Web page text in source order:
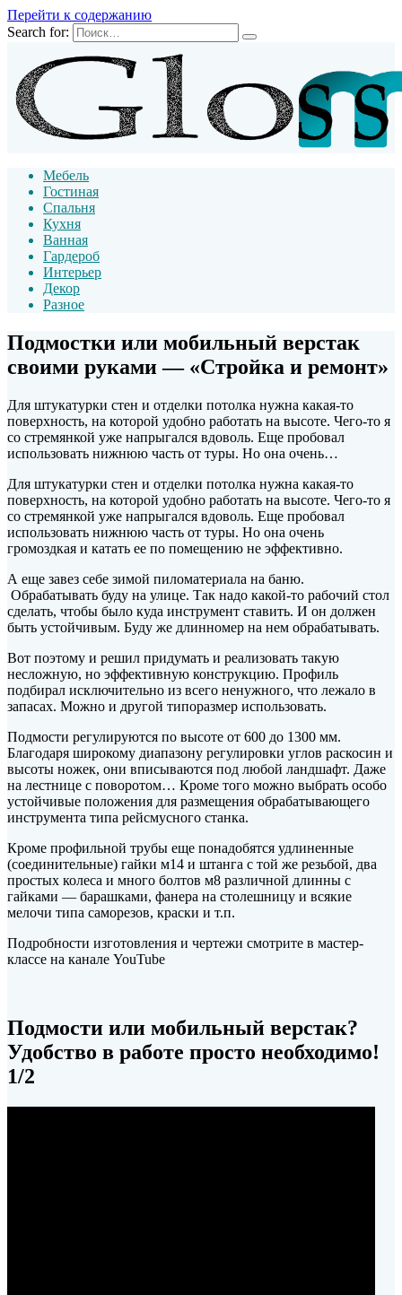
Перейти к содержанию
Search for:
Мебель
Гостиная
Спальня
Кухня
Ванная
Гардероб
Интерьер
Декор
Разное
Подмостки или мобильный верстак
своими руками — «Стройка и ремонт»
Для штукатурки стен и отделки потолка нужна какая-то
поверхность, на которой удобно работать на высоте. Чего-то я
со стремянкой уже напрыгался вдоволь. Еще пробовал
использовать нижнюю часть от туры. Но она очень…
Для штукатурки стен и отделки потолка нужна какая-то
поверхность, на которой удобно работать на высоте. Чего-то я
со стремянкой уже напрыгался вдоволь. Еще пробовал
использовать нижнюю часть от туры. Но она очень
громоздкая и катать ее по помещению не эффективно.
А еще завез себе зимой пиломатериала на баню.
Обрабатывать буду на улице. Так надо какой-то рабочий стол
сделать, чтобы было куда инструмент ставить. И он должен
быть устойчивым. Буду же длинномер на нем обрабатывать.
Вот поэтому и решил придумать и реализовать такую
несложную, но эффективную конструкцию. Профиль
подбирал исключительно из всего ненужного, что лежало в
запасах. Можно и другой типоразмер использовать.
Подмости регулируются по высоте от 600 до 1300 мм.
Благодаря широкому диапазону регулировки углов раскосин и
высоты ножек, они вписываются под любой ландшафт. Даже
на лестнице с поворотом… Кроме того можно выбрать особо
устойчивые положения для размещения обрабатывающего
инструмента типа рейсмусного станка.
Кроме профильной трубы еще понадобятся удлиненные
(соединительные) гайки м14 и штанга с той же резьбой, два
простых колеса и много болтов м8 различной длинны с
гайками — барашками, фанера на столешницу и всякие
мелочи типа саморезов, краски и т.п.
Подробности изготовления и чертежи смотрите в мастер-
классе на канале YouTube
Подмости или мобильный верстак?
Удобство в работе просто необходимо!
1/2